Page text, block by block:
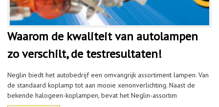
Waarom de kwaliteit van autolampen
zo verschilt, de testresultaten!
Neglin biedt het autobedrijf een omvangrijk assortiment lampen. Van
de standaard koplamp tot aan mooie xenonverlichting. Naast de
bekende halogeen-koplampen, bevat het Neglin-assortim